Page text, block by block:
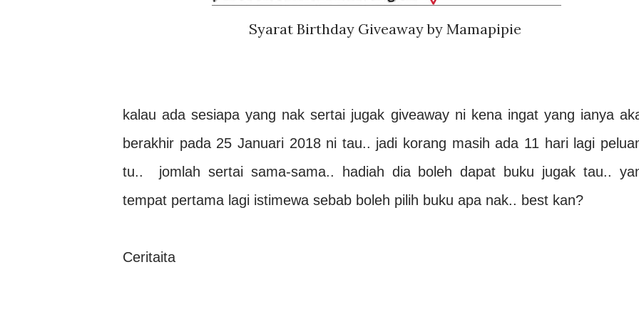
Syarat Birthday Giveaway by Mamapipie
kalau ada sesiapa yang nak sertai jugak giveaway ni kena ingat yang ianya
berakhir pada 25 Januari 2018 ni tau.. jadi korang masih ada 11 hari lagi
tu.. jomlah sertai sama-sama.. hadiah dia boleh dapat buku jugak tau..
tempat pertama lagi istimewa sebab boleh pilih buku apa nak.. best kan?
Ceritaita